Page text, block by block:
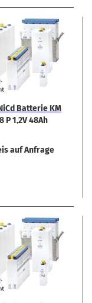
Bat­te­rie KM
P 1,2V 48Ah
auf Anfrage